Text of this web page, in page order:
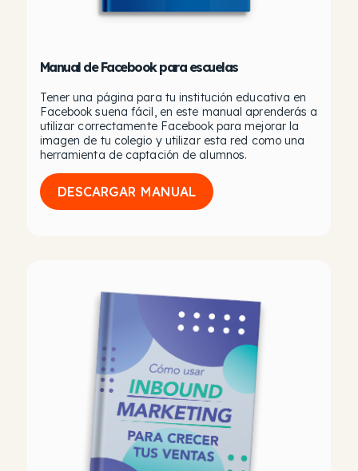
Manual de Facebook para escuelas
Tener una página para tu institución educativa en
Facebook suena fácil, en este manual aprenderás a
utilizar correctamente Facebook para mejorar la
imagen de tu colegio y utilizar esta red como una
herramienta de captación de alumnos.
DESCARGAR MANUAL